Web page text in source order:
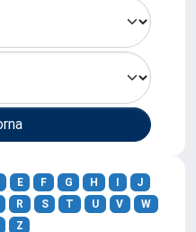
E F G H
J
R S T U V
W
Z